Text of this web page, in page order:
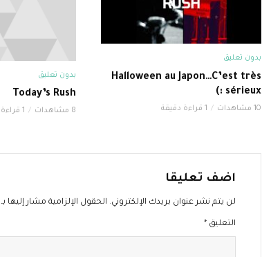
بدون تعليق
Halloween au Japon…C’est très
sérieux :)
10 مشاهدات 1 قراءة دقيقة
بدون تعليق
Today’s Rush
8 مشاهدات 1 قراءة دقيقة
اضف تعليقا
لن يتم نشر عنوان بريدك الإلكتروني. الحقول الإلزامية مشار إليها بـ
التعليق *